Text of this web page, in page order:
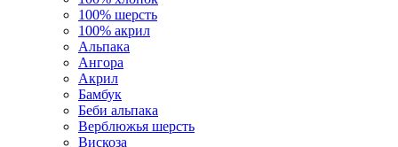
100% шерсть
100% акрил
Альпака
Ангора
Акрил
Бамбук
Беби альпака
Верблюжья шерсть
Вискоза